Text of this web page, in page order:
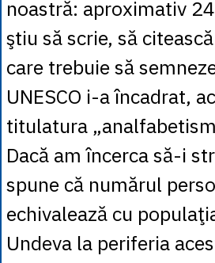
noastră: aproximativ
ştiu să scrie, să
care trebuie să
UNESCO i-a încadrat,
titulatura
Dacă am încerca să-i
spune că numărul
echivalează cu
Undeva la periferia